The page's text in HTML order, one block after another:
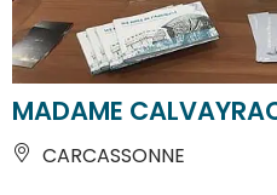
MADAME
CARCASSONNE